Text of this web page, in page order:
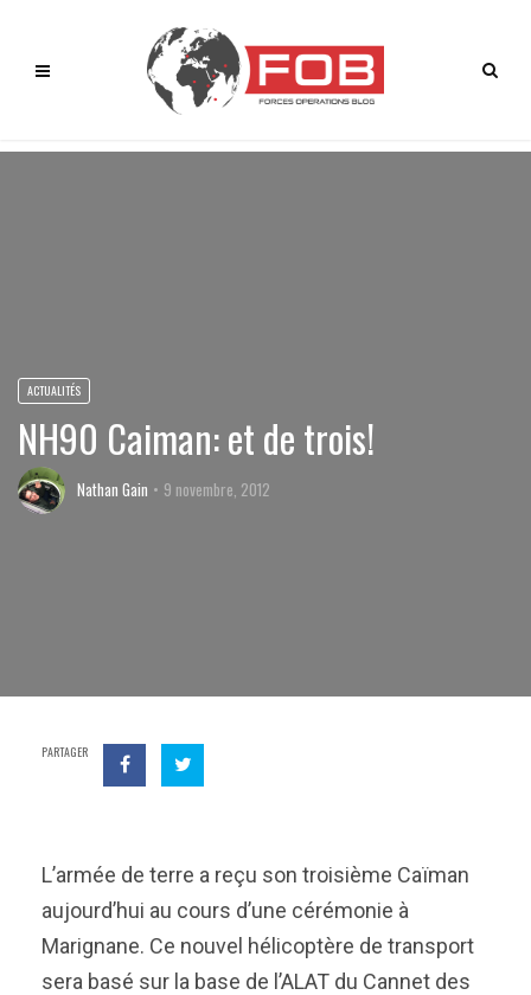
ACTUALITÉS
NH90 Caiman: et de trois!
Nathan Gain 9 novembre, 2012
PARTAGER
L’armée de terre a reçu son troisième Caïman
aujourd’hui au cours d’une cérémonie à
Marignane. Ce nouvel hélicoptère de transport
sera basé sur la base de l’ALAT du Cannet des